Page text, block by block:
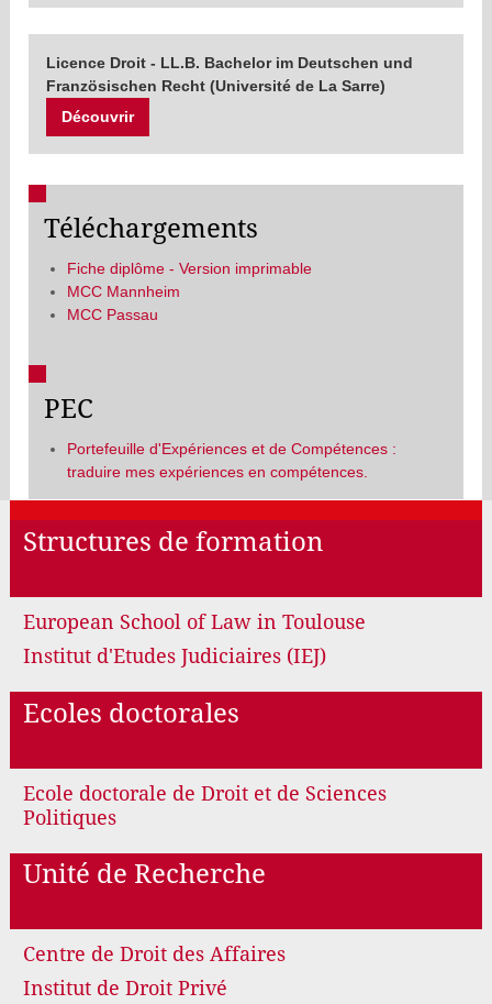
Licence Droit - LL.B. Bachelor im Deutschen und
Französischen Recht (Université de La Sarre)
Découvrir
Téléchargements
Fiche diplôme - Version imprimable
MCC Mannheim
MCC Passau
PEC
Portefeuille d'Expériences et de Compétences :
traduire mes expériences en compétences.
Structures de formation
European School of Law in Toulouse
Institut d'Etudes Judiciaires (IEJ)
Ecoles doctorales
Ecole doctorale de Droit et de Sciences
Politiques
Unité de Recherche
Centre de Droit des Affaires
Institut de Droit Privé